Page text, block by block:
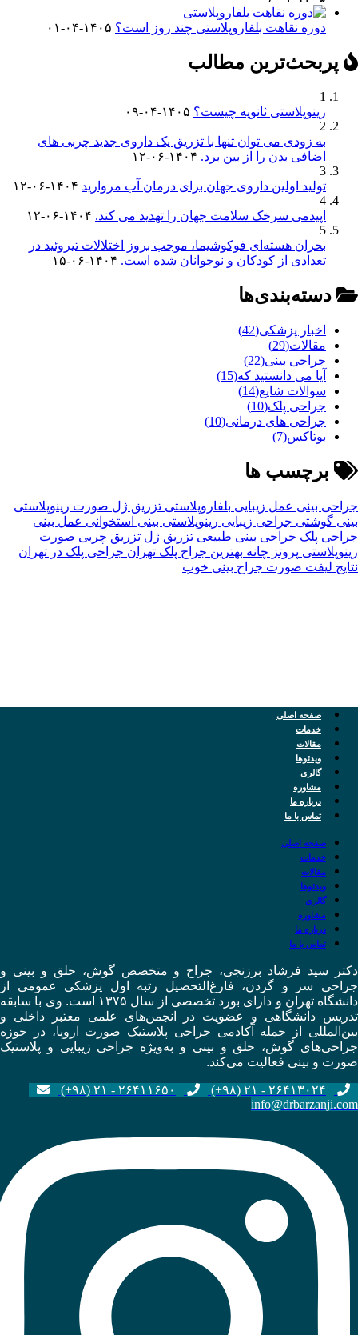
دوره نقاهت بلفاروپلاستی چند روز است؟ ۱۴۰۵-۰۴-۰۱
پربحث‌ترین مطالب
1
رینوپلاستی ثانویه چیست؟ ۱۴۰۵-۰۴-۰۹
2
به زودی می توان تنها با تزریق یک داروی جدید چربی های
اضافی بدن را از بین برد. ۱۴۰۴-۰۶-۱۲
3
تولید اولین داروی جهان برای درمان آب مروارید ۱۴۰۴-۰۶-۱۲
4
اپیدمی سرخک سلامت جهان را تهدید می کند. ۱۴۰۴-۰۶-۱۲
5
بحران هسته‌ای فوکوشیما، موجب بروز اختلالات تیروئید در
تعدادی از کودکان و نوجوانان شده است. ۱۴۰۴-۰۶-۱۵
دسته‌بندی‌ها
اخبار پزشکی(42)
مقالات(29)
جراحی بینی(22)
آیا می دانستید که(15)
سوالات شایع(14)
جراحی پلک(10)
جراحی های درمانی(10)
بوتاکس(7)
برچسب ها
جراحی بینی عمل زیبایی بلفاروپلاستی تزریق ژل صورت رینوپلاستی
بینی گوشتی جراحی زیبایی رینوپلاستی بینی استخوانی عمل بینی
جراحی پلک جراحی بینی طبیعی تزریق ژل تزریق چربی صورت
رینوپلاستی پروتز چانه بهترین جراح پلک تهران جراحی پلک در تهران
نتایج لیفت صورت جراح بینی خوب
صفحه اصلی
خدمات
مقالات
ویدئوها
گالری
مشاوره
درباره ما
تماس با ما
صفحه اصلی
خدمات
مقالات
ویدئوها
گالری
مشاوره
درباره ما
تماس با ما
دکتر سید فرشاد برزنجی، جراح و متخصص گوش، حلق و بینی و
جراحی سر و گردن، فارغ‌التحصیل رتبه اول پزشکی عمومی از
دانشگاه تهران و دارای بورد تخصصی از سال ۱۳۷۵ است. وی با سابقه
تدریس دانشگاهی و عضویت در انجمن‌های علمی معتبر داخلی و
بین‌المللی از جمله آکادمی جراحی پلاستیک صورت اروپا، در حوزه
جراحی‌های گوش، حلق و بینی و به‌ویژه جراحی زیبایی و پلاستیک
صورت و بینی فعالیت می‌کند.
۲۶۴۱۳۰۲۴ - ۲۱ (۹۸+)
۲۶۴۱۱۶۵۰ - ۲۱ (۹۸+)
info@drbarzanji.com